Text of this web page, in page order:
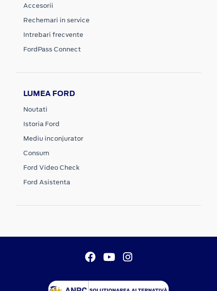
Accesorii
Rechemari in service
Intrebari frecvente
FordPass Connect
LUMEA FORD
Noutati
Istoria Ford
Mediu inconjurator
Consum
Ford Video Check
Ford Asistenta